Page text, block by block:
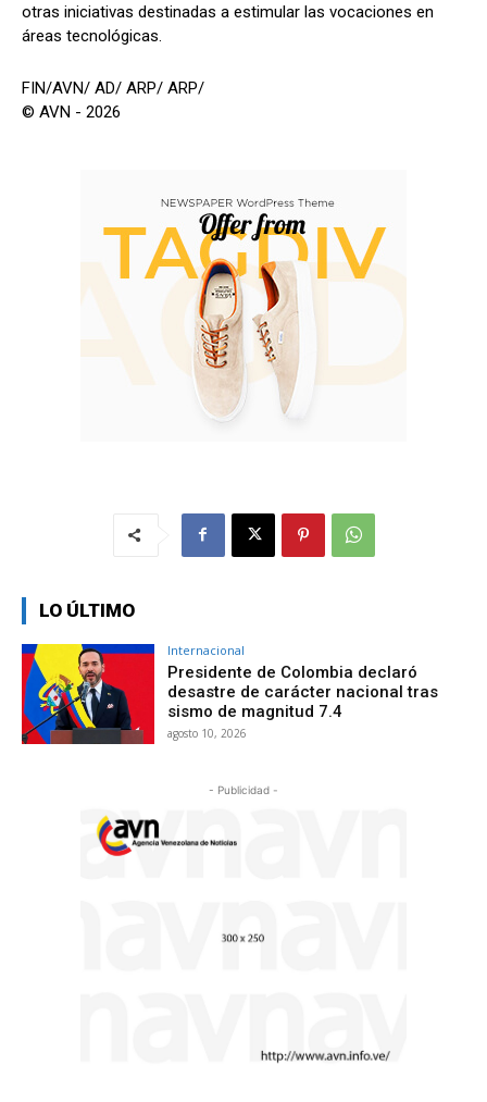
otras iniciativas destinadas a estimular las vocaciones en
áreas tecnológicas.
FIN/AVN/ AD/ ARP/ ARP/
© AVN - 2026
LO ÚLTIMO
Internacional
Presidente de Colombia declaró
desastre de carácter nacional tras
sismo de magnitud 7.4
agosto 10, 2026
- Publicidad -